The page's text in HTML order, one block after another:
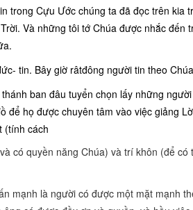
trong Cựu Ước chúng ta đã đọc trên kia
Và những tôi tớ Chúa được nhắc đến
tin. Bây giờ râtđông người tin theo
ban đâu tuyển chọn lấy những
để họ được chuyên tâm vào việc giảng
(tính cách
có quyền năng Chúa) và trí khôn (để có
mạnh là người có được một mặt mạnh